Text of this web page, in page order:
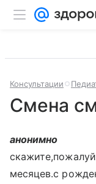
Консультации
Смена
анонимно
месяцев.с